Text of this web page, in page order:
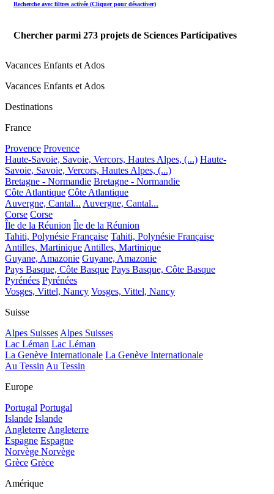
Recherche avec filtres activée (Cliquer pour désactiver)
Chercher parmi 273 projets de Sciences Participatives
Vacances Enfants et Ados
Vacances Enfants et Ados
Destinations
France
Provence Provence
Haute-Savoie, Savoie, Vercors, Hautes Alpes, (...) Haute-
Savoie, Savoie, Vercors, Hautes Alpes, (...)
Bretagne - Normandie Bretagne - Normandie
Côte Atlantique Côte Atlantique
Auvergne, Cantal... Auvergne, Cantal...
Corse Corse
Île de la Réunion Île de la Réunion
Tahiti, Polynésie Française Tahiti, Polynésie Française
Antilles, Martinique Antilles, Martinique
Guyane, Amazonie Guyane, Amazonie
Pays Basque, Côte Basque Pays Basque, Côte Basque
Pyrénées Pyrénées
Vosges, Vittel, Nancy Vosges, Vittel, Nancy
Suisse
Alpes Suisses Alpes Suisses
Lac Léman Lac Léman
La Genève Internationale La Genève Internationale
Au Tessin Au Tessin
Europe
Portugal Portugal
Islande Islande
Angleterre Angleterre
Espagne Espagne
Norvège Norvège
Grèce Grèce
Amérique